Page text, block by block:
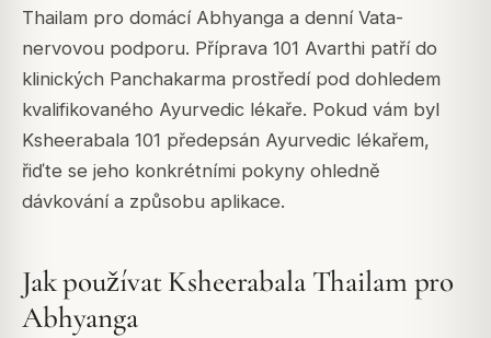
Thailam pro domácí Abhyanga a denní Vata-
nervovou podporu. Příprava 101 Avarthi patří do
klinických Panchakarma prostředí pod dohledem
kvalifikovaného Ayurvedic lékaře. Pokud vám byl
Ksheerabala 101 předepsán Ayurvedic lékařem,
řiďte se jeho konkrétními pokyny ohledně
dávkování a způsobu aplikace.
Jak používat Ksheerabala Thailam pro
Abhyanga